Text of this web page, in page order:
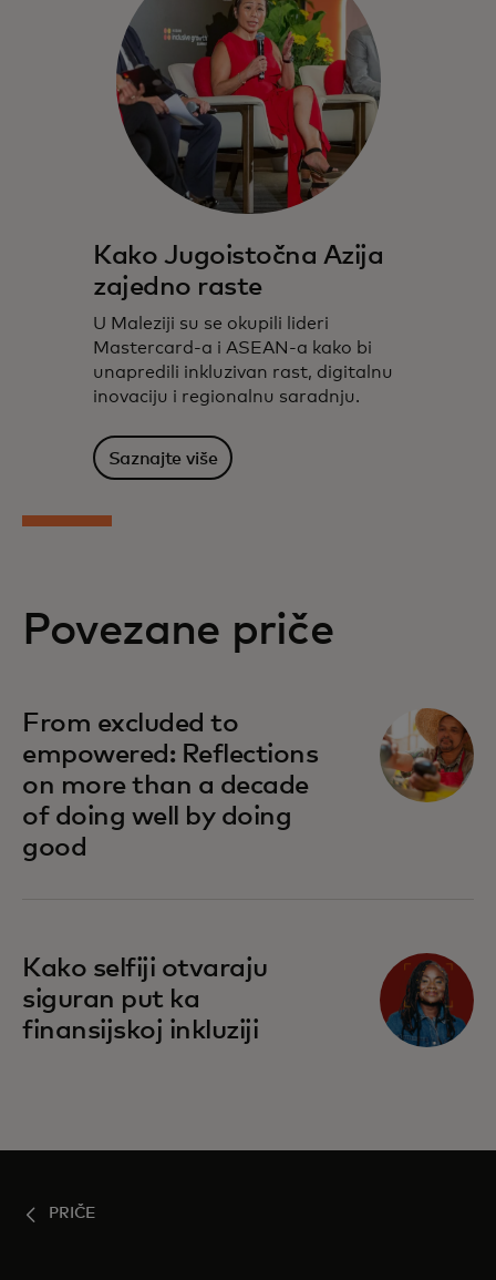
Kako Jugoistočna Azija
zajedno raste
U Maleziji su se okupili lideri
Mastercard-a i ASEAN-a kako bi
unapredili inkluzivan rast, digitalnu
inovaciju i regionalnu saradnju.
Saznajte više
Povezane priče
From excluded to
empowered: Reflections
on more than a decade
of doing well by doing
good
Kako selfiji otvaraju
siguran put ka
finansijskoj inkluziji
PRIČE